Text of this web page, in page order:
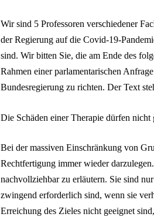
Wir sind 5 Professoren verschiedener
der Regierung auf die Covid-19-
sind. Wir bitten Sie, die am Ende des
Rahmen einer parlamentarischen
Bundesregierung zu richten. Der Text
Die Schäden einer Therapie dürfen
Bei der massiven Einschränkung von
Rechtfertigung immer wieder
nachvollziehbar zu erläutern. Sie sind
zwingend erforderlich sind, wenn sie
Erreichung des Zieles nicht geeignet